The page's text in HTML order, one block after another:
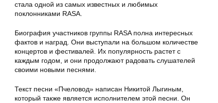
стала одной из самых известных и любимых
поклонниками RASA.
Биография участников группы RASA полна интересных
фактов и наград. Они выступали на большом количестве
концертов и фестивалей. Их популярность растет с
каждым годом, и они продолжают радовать слушателей
своими новыми песнями.
Текст песни «Пчеловод» написан Никитой Лыгиным,
который также является исполнителем этой песни. Он